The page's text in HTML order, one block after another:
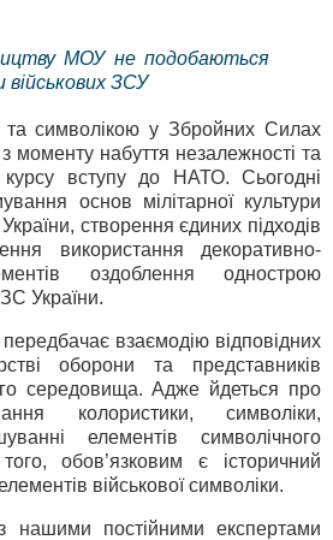
МОУ не подобаються
військових ЗСУ
символікою у Збройних Силах
моменту набуття незалежності та
курсу вступу до НАТО. Сьогодні
основ мілітарної культури
створення єдиних підходів
використання декоративно-
оздоблення однострою
України.
взаємодію відповідних
оборони та представників
середовища. Адже йдеться про
колористики, символіки,
елементів символічного
обов’язковим є історичний
військової символіки.
нашими постійними експертами